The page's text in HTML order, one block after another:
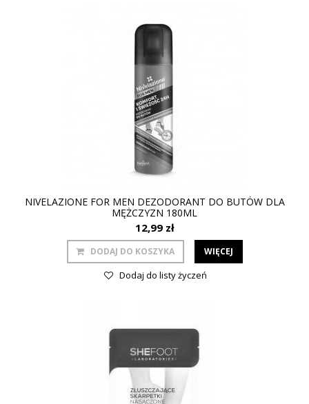
NIVELAZIONE FOR MEN DEZODORANT DO BUTÓW DLA
MĘŻCZYZN 180ML
12,99 zł
DODAJ DO KOSZYKA WIĘCEJ
Dodaj do listy życzeń